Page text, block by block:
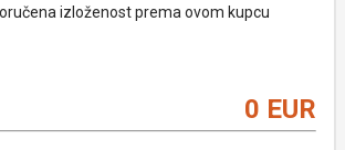
izloženost prema ovom kupcu
0 EUR